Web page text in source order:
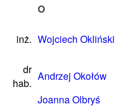
O
inż. Wojciech Okliński
dr
hab.
Andrzej Okołów
Joanna Olbryś